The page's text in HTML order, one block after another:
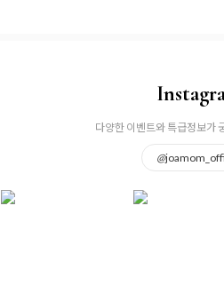
다양한 이벤트와 특급정보가
@